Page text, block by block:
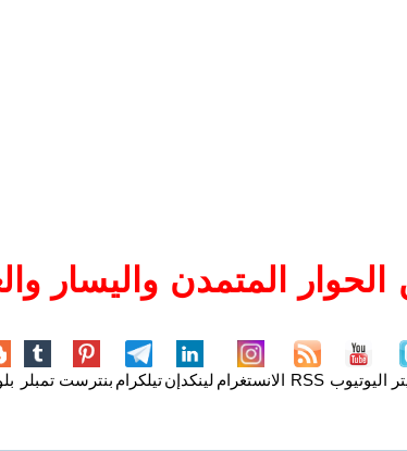
المتمدن واليسار
اليوتيوب RSS الانستغرام لينكدإنتيلكرام بنترست تمبلر